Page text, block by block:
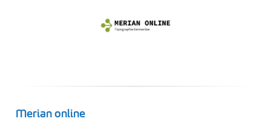
Merian online